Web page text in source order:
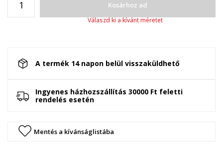
Kosárhoz ad
Válaszd ki a kívánt méretet
A termék 14 napon belül visszaküldhető
Ingyenes házhozszállítás 30000 Ft feletti
rendelés esetén
Mentés a kívánságlistába